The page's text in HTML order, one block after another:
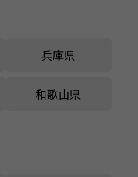
兵庫県
和歌山県